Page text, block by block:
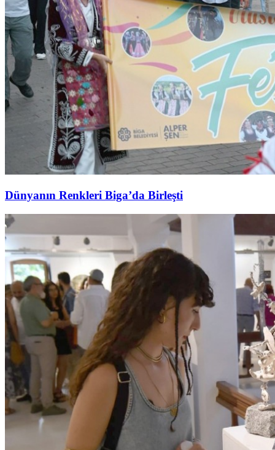
Dünyanın Renkleri Biga’da Birleşti